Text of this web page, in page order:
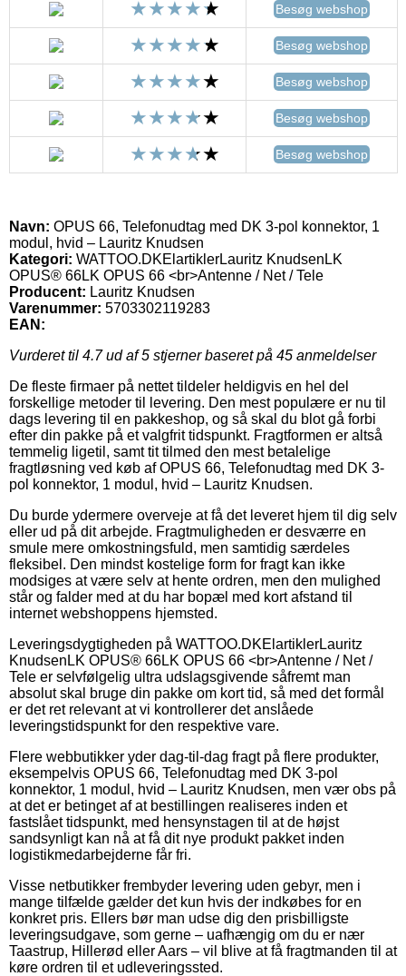
Besøg webshop
Besøg webshop
Besøg webshop
Besøg webshop
Besøg webshop
Navn: OPUS 66, Telefonudtag med DK 3-pol konnektor, 1
modul, hvid – Lauritz Knudsen
Kategori: WATTOO.DKElartiklerLauritz KnudsenLK
OPUS® 66LK OPUS 66 <br>Antenne / Net / Tele
Producent: Lauritz Knudsen
Varenummer: 5703302119283
EAN:
Vurderet til 4.7ud af 5 stjerner baseret på 45 anmeldelser
De fleste firmaer på nettet tildeler heldigvis en hel del
forskellige metoder til levering. Den mest populære er nu til
dags levering til en pakkeshop, og så skal du blot gå forbi
efter din pakke på et valgfrit tidspunkt. Fragtformen er altså
temmelig ligetil, samt tit tilmed den mest betalelige
fragtløsning ved køb af OPUS 66, Telefonudtag med DK 3-
pol konnektor, 1 modul, hvid – Lauritz Knudsen.
Du burde ydermere overveje at få det leveret hjem til dig selv
eller ud på dit arbejde. Fragtmuligheden er desværre en
smule mere omkostningsfuld, men samtidig særdeles
fleksibel. Den mindst kostelige form for fragt kan ikke
modsiges at være selv at hente ordren, men den mulighed
står og falder med at du har bopæl med kort afstand til
internet webshoppens hjemsted.
Leveringsdygtigheden på WATTOO.DKElartiklerLauritz
KnudsenLK OPUS® 66LK OPUS 66 <br>Antenne / Net /
Tele er selvfølgelig ultra udslagsgivende såfremt man
absolut skal bruge din pakke om kort tid, så med det formål
er det ret relevant at vi kontrollerer det anslåede
leveringstidspunkt for den respektive vare.
Flere webbutikker yder dag-til-dag fragt på flere produkter,
eksempelvis OPUS 66, Telefonudtag med DK 3-pol
konnektor, 1 modul, hvid – Lauritz Knudsen, men vær obs på
at det er betinget af at bestillingen realiseres inden et
fastslået tidspunkt, med hensynstagen til at de højst
sandsynligt kan nå at få dit nye produkt pakket inden
logistikmedarbejderne får fri.
Visse netbutikker frembyder levering uden gebyr, men i
mange tilfælde gælder det kun hvis der indkøbes for en
konkret pris. Ellers bør man udse dig den prisbilligste
leveringsudgave, som gerne – uafhængig om du er nær
Taastrup, Hillerød eller Aars – vil blive at få fragtmanden til at
køre ordren til et udleveringssted.